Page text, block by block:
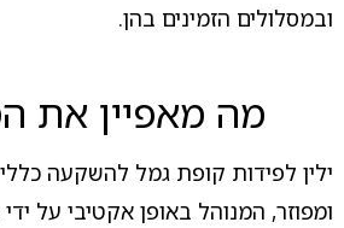
ובמסלולים הזמינים בהן.
מה מאפיין את
ילין לפידות קופת גמל להשקעה כללי
ומפוזר, המנוהל באופן אקטיבי על